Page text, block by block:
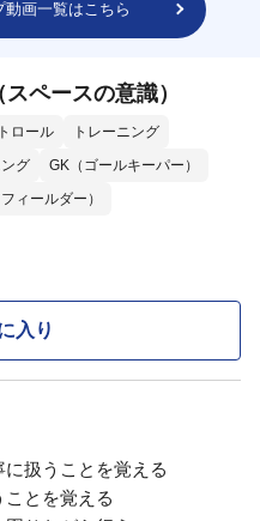
画一覧はこちら
ペースの意識）
ロール
トレーニング
グ
GK（ゴールキーパー）
ィールダー）
入り
に扱うことを覚える
ことを覚える